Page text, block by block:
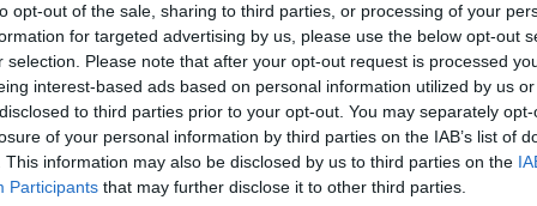
opt-out of the sale, sharing to third parties, or processing of your
for targeted advertising by us, please use the below opt-out
selection. Please note that after your opt-out request is processed
interest-based ads based on personal information utilized by us
to third parties prior to your opt-out. You may separately
of your personal information by third parties on the IAB’s list of
This information may also be disclosed by us to third parties on the
Participants that may further disclose it to other third parties.
pályázati pénzek egyik része tévéfilmekhez
milyen jó volt A berni követ (vagy a készítők előző
a Szabadság - Különjárat) azt hiszem ez tényleg
részéről. A berendelt…